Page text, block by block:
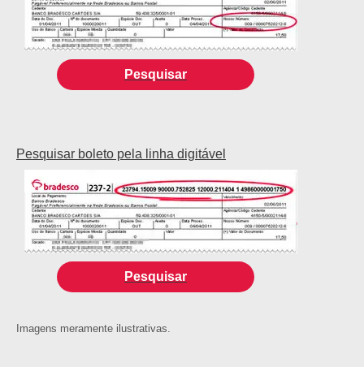
Pesquisar
Pesquisar boleto pela linha digitável
Pesquisar
Imagens meramente ilustrativas.